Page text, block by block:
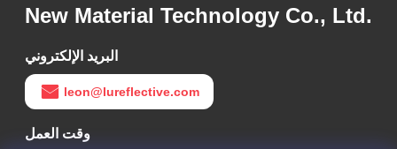
New Material Technology Co., Ltd.
البريد الإلكتروني
leon@lureflective.com
وقت العمل